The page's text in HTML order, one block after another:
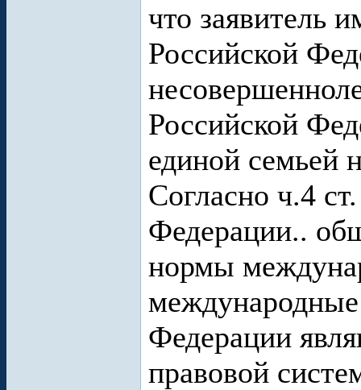
что заявитель
Российской
Российской
единой семьей
Согласно ч.4
Федерации..
нормы
Федерации
правовой